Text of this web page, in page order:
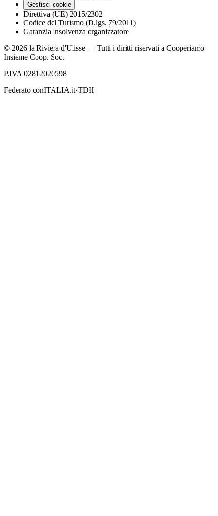
Gestisci cookie
Direttiva (UE) 2015/2302
Codice del Turismo (D.lgs. 79/2011)
Garanzia insolvenza organizzatore
© 2026 la Riviera d'Ulisse — Tutti i diritti riservati a Cooperiamo
Insieme Coop. Soc.
P.IVA 02812020598
Federato conITALIA.it·TDH